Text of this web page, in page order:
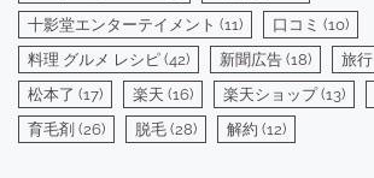
十影堂エンターテイメント (11) 口コミ (10)
料理 グルメ レシピ (42) 新聞広告 (18) 旅行
松本了 (17) 楽天 (16) 楽天ショップ(13)
育毛剤 (26) 脱毛 (28) 解約 (12)